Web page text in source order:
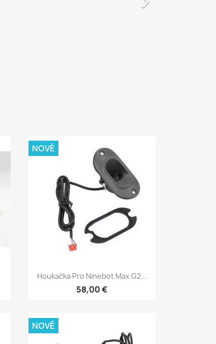
Rychlý náhled
Houkačka Pro Ninebot Max G2...
58,00 €
NOVÉ
NOVÉ